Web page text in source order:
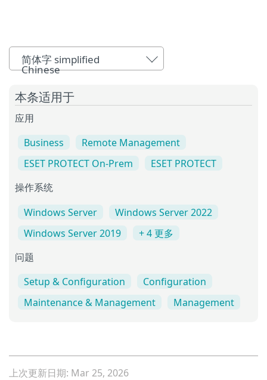
简体字 simplified
Chinese
本条适用于
应用
Business
Remote Management
ESET PROTECT On-Prem
ESET PROTECT
操作系统
Windows Server
Windows Server 2022
Windows Server 2019
+ 4 更多
问题
Setup & Configuration
Configuration
Maintenance & Management
Management
上次更新日期: Mar 25, 2026